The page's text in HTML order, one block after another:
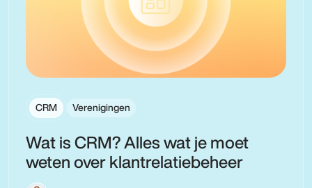
CRM Verenigingen
Wat is CRM? Alles wat je moet
weten over klantrelatiebeheer